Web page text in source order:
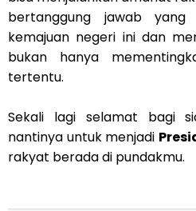
bertanggung jawab yang
kemajuan negeri ini dan
bukan hanya
tertentu.
Sekali lagi selamat bagi
nantinya untuk menjadi
rakyat berada di pundakmu.